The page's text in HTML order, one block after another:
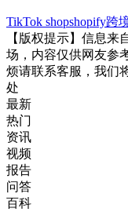
TikTok shopshopify跨
【版权提示】信息
场，内容仅供网友参
烦请联系客服，我们
处
最新
热门
资讯
视频
报告
问答
百科